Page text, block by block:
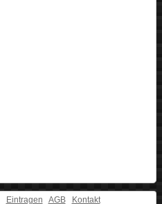
Eintragen AGB Kontakt